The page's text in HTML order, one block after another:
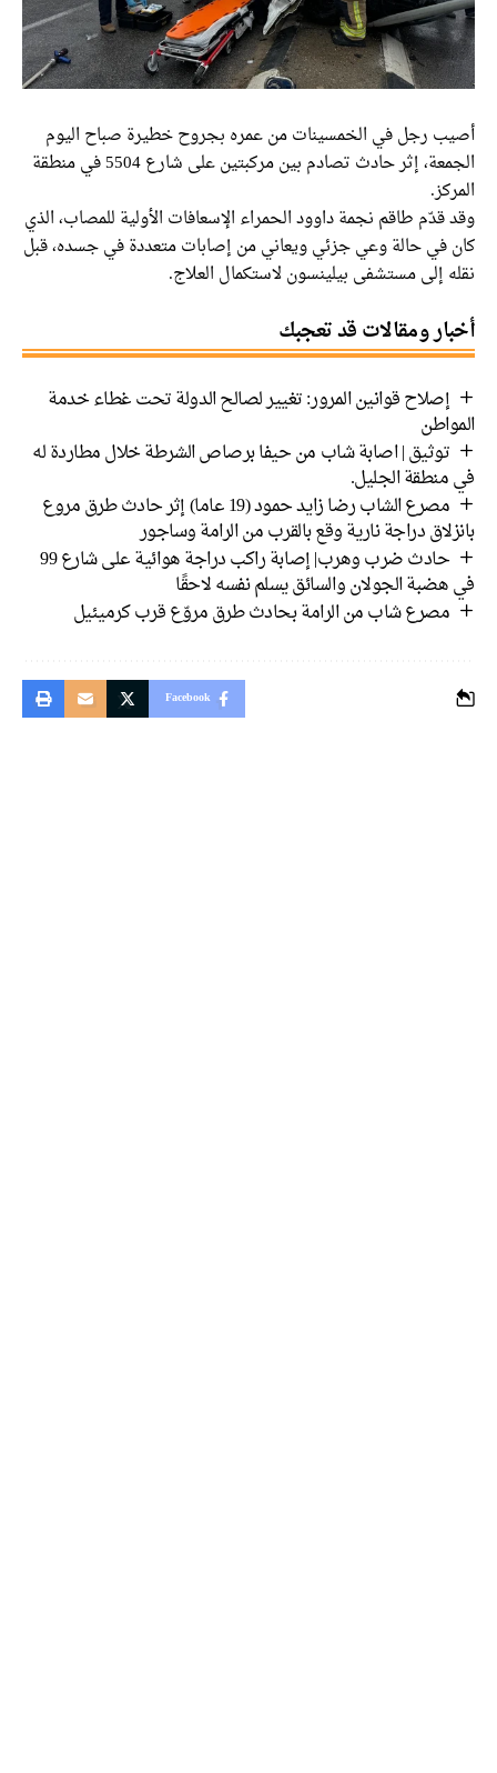
أصيب رجل في الخمسينات من عمره بجروح خطيرة صباح اليوم
الجمعة، إثر حادث تصادم بين مركبتين على شارع 5504 في منطقة
المركز.
وقد قدّم طاقم نجمة داوود الحمراء الإسعافات الأولية للمصاب، الذي
كان في حالة وعي جزئي ويعاني من إصابات متعددة في جسده، قبل
نقله إلى مستشفى بيلينسون لاستكمال العلاج.
أخبار ومقالات قد تعجبك
إصلاح قوانين المرور: تغيير لصالح الدولة تحت غطاء خدمة
المواطن
توثيق | اصابة شاب من حيفا برصاص الشرطة خلال مطاردة له
في منطقة الجليل.
مصرع الشاب رضا زايد حمود (19 عاما) إثر حادث طرق مروع
بانزلاق دراجة نارية وقع بالقرب من الرامة وساجور
حادث ضرب وهرب| إصابة راكب دراجة هوائية على شارع 99
في هضبة الجولان والسائق يسلم نفسه لاحقًا
مصرع شاب من الرامة بحادث طرق مروّع قرب كرميئيل
Facebook